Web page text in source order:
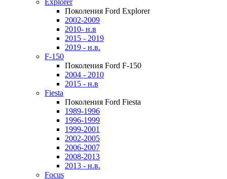
Explorer
Поколения Ford Explorer
2002-2009
2010- н.в
2015 - 2019
2019 - н.в.
F-150
Поколения Ford F-150
2004 - 2010
2015 - н.в
Fiesta
Поколения Ford Fiesta
1989-1996
1996-1999
1999-2001
2002-2005
2006-2007
2008-2013
2013 - н.в.
Focus